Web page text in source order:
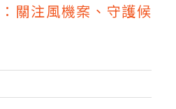
關注風機案、守護候